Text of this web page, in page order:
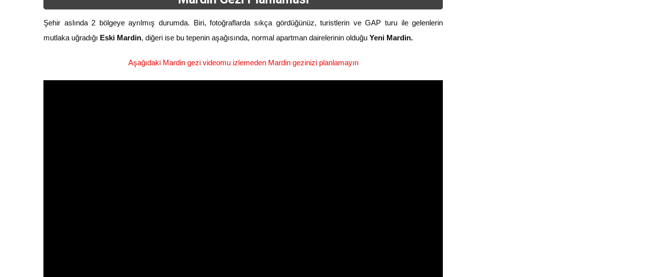
Şehir aslında 2 bölgeye ayrılmış durumda. Biri, fotoğraflarda sıkça gördüğünüz, turistlerin ve GAP turu ile gelenlerin
mutlaka uğradığı Eski Mardin, diğeri ise bu tepenin aşağısında, normal apartman dairelerinin olduğu Yeni Mardin.
Aşağıdaki Mardin gezi videomu izlemeden Mardin gezinizi planlamayın